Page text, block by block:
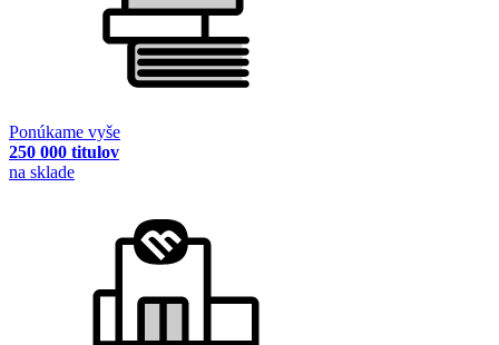
Ponúkame vyše
250 000 titulov
na sklade